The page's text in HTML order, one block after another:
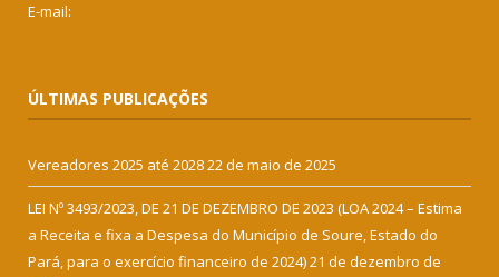
E-mail:
ÚLTIMAS PUBLICAÇÕES
Vereadores 2025 até 202822 de maio de 2025
LEI Nº 3493/2023, DE 21 DE DEZEMBRO DE 2023 (LOA 2024 – Estima
a Receita e fixa a Despesa do Município de Soure, Estado do
Pará, para o exercício financeiro de 2024)21 de dezembro de